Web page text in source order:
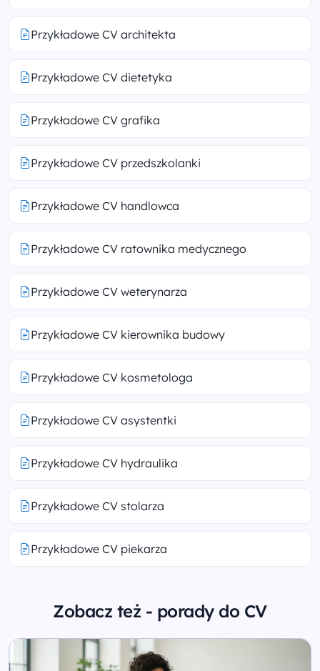
Przykładowe CV architekta
Przykładowe CV dietetyka
Przykładowe CV grafika
Przykładowe CV przedszkolanki
Przykładowe CV handlowca
Przykładowe CV ratownika medycznego
Przykładowe CV weterynarza
Przykładowe CV kierownika budowy
Przykładowe CV kosmetologa
Przykładowe CV asystentki
Przykładowe CV hydraulika
Przykładowe CV stolarza
Przykładowe CV piekarza
Zobacz też - porady do CV